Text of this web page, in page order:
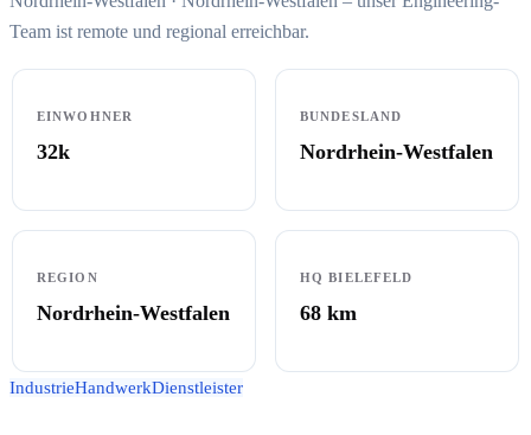
Team ist remote und regional erreichbar.
EINWOHNER
32k
BUNDESLAND
Nordrhein-Westfalen
REGION
Nordrhein-Westfalen
HQ BIELEFELD
68 km
IndustrieHandwerkDienstleister